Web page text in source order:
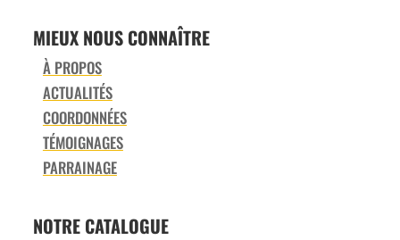
MIEUX NOUS CONNAÎTRE
À PROPOS
ACTUALITÉS
COORDONNÉES
TÉMOIGNAGES
PARRAINAGE
NOTRE CATALOGUE